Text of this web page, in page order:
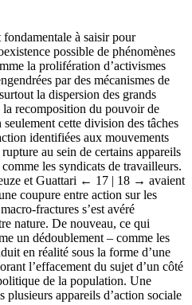
à saisir pour
possible de phénomènes
la prolifération d’activismes
par des mécanismes de
la dispersion des grands
la recomposition du pouvoir de
cette division des tâches
identifiées aux mouvements
au sein de certains appareils
les syndicats de travailleurs.
et Guattari ← 17 | 18 → avaient
coupure entre action sur les
fractures s’est avéré
nature. De nouveau, ce qui
un dédoublement – comme les
en réalité sous la forme d’une
l’effacement du sujet d’un côté
de la population. Une
plusieurs appareils d’action sociale